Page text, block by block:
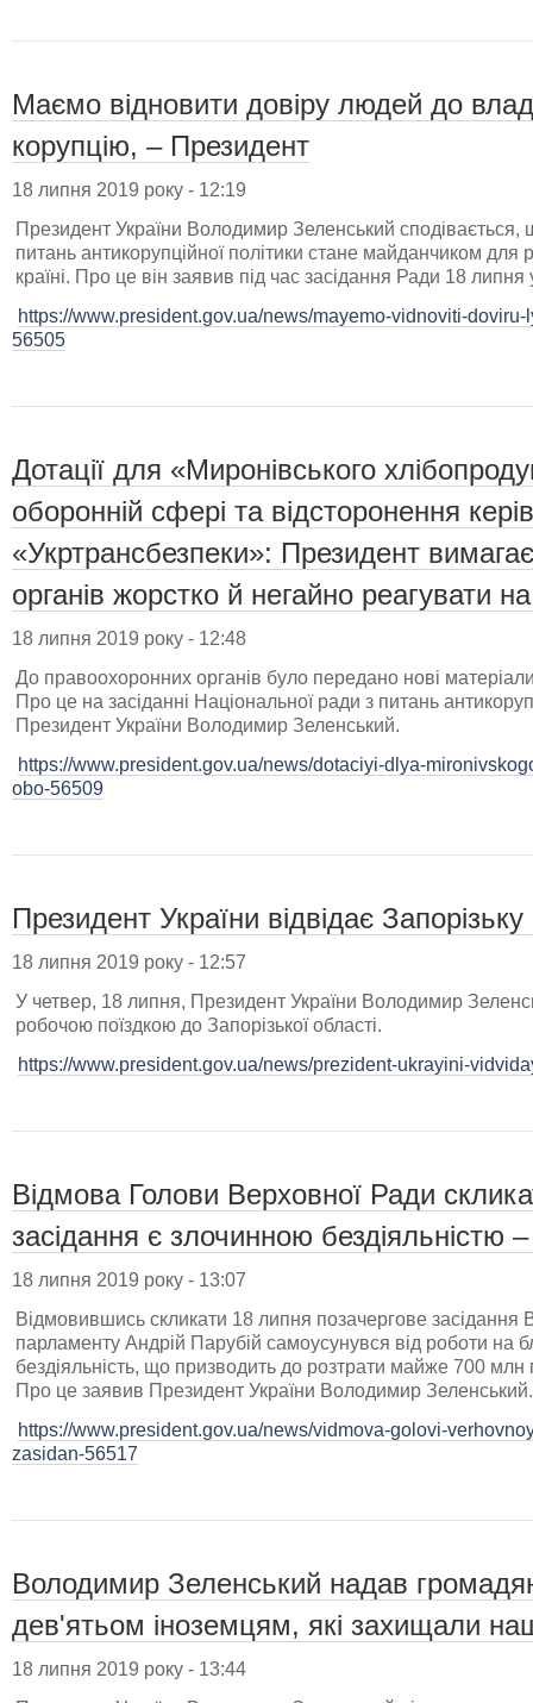
Маємо відновити довіру людей до
корупцію, – Президент
18 липня 2019 року - 12:19
Президент України Володимир Зеленський
питань антикорупційної політики стане майданчиком для
країні. Про це він заявив під час засідання Ради 18 липня
https://www.president.gov.ua/news/mayemo-vidnoviti-
56505
Дотації для «Миронівського
оборонній сфері та відсторонення
«Укртрансбезпеки»: Президент
органів жорстко й негайно реагувати
18 липня 2019 року - 12:48
До правоохоронних органів було передано нові
Про це на засіданні Національної ради з питань
Президент України Володимир Зеленський.
https://www.president.gov.ua/news/dotaciyi-dlya-
obo-56509
Президент України відвідає
18 липня 2019 року - 12:57
У четвер, 18 липня, Президент України Володимир
робочою поїздкою до Запорізької області.
https://www.president.gov.ua/news/prezident-ukrayini-
Відмова Голови Верховної Ради
засідання є злочинною бездіяльністю
18 липня 2019 року - 13:07
Відмовившись скликати 18 липня позачергове засідання
парламенту Андрій Парубій самоусунувся від роботи на
бездіяльність, що призводить до розтрати майже 700
Про це заявив Президент України Володимир Зеленський.
https://www.president.gov.ua/news/vidmova-golovi-
zasidan-56517
Володимир Зеленський надав
дев'ятьом іноземцям, які захищали
18 липня 2019 року - 13:44